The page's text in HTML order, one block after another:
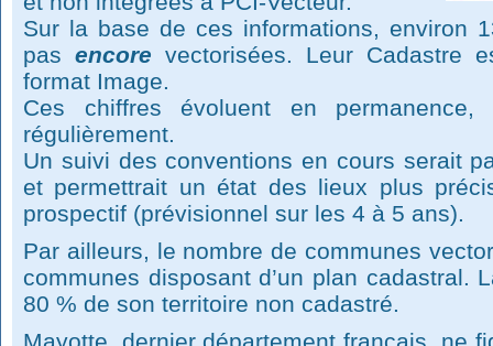
Sur la base de ces informations, environ
pas encore vectorisées. Leur Cadastre
format Image.
Ces chiffres évoluent en
régulièrement.
Un suivi des conventions en cours serait
et permettrait un état des lieux plus
prospectif (prévisionnel sur les 4 à 5 ans).
Par ailleurs, le nombre de communes
communes disposant d’un plan cadastral.
80 % de son territoire non cadastré.